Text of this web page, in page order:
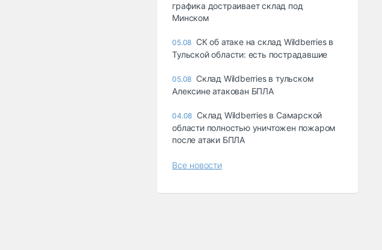
графика достраивает склад под
Минском
05.08 СК об атаке на склад Wildberries в
Тульской области: есть пострадавшие
05.08 Склад Wildberries в тульском
Алексине атакован БПЛА
04.08 Склад Wildberries в Самарской
области полностью уничтожен пожаром
после атаки БПЛА
Все новости